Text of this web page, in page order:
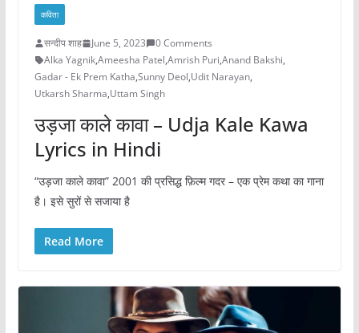
कविता
सन्दीप शाह June 5, 2023
0 Comments
Alka Yagnik,Ameesha Patel,Amrish Puri,Anand Bakshi,
Gadar - Ek Prem Katha,Sunny Deol,Udit Narayan,
Utkarsh Sharma,Uttam Singh
उड़जा काले कावा – Udja Kale Kawa
Lyrics in Hindi
“उड़जा काले कावा” 2001 की प्रसिद्ध फ़िल्म गदर – एक प्रेम कथा का गाना
है। इसे सुरों से सजाया है
Read More